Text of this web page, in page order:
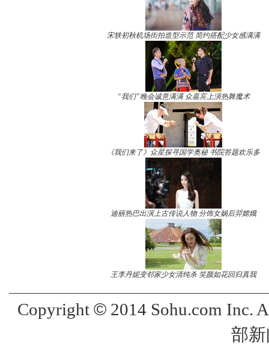
宋轶初秋机场街拍造型示范 简约搭配少女感满满
“我们”晚会诚意满满 众嘉宾上演热舞魔术
《我们来了》众星探寻国学奥秘 书院答题欢乐多
迪丽热巴出演上古传说人物 分饰女娲后羿嫦娥
王李丹妮变邻家少女清纯杀 笑颜如花回归真我
Copyright ©2014 Sohu.com Inc.
部